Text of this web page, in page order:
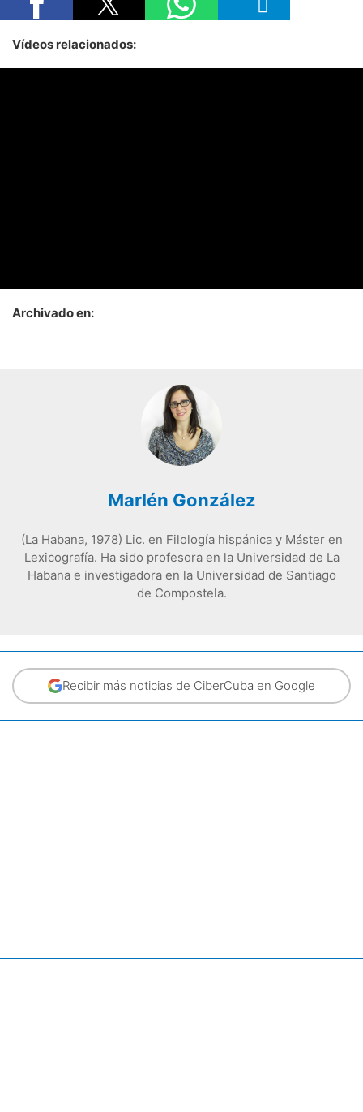
Vídeos relacionados:
Archivado en:
Marlén González
(La Habana, 1978) Lic. en Filología hispánica y Máster en
Lexicografía. Ha sido profesora en la Universidad de La
Habana e investigadora en la Universidad de Santiago
de Compostela.
Recibir más noticias de CiberCuba en Google